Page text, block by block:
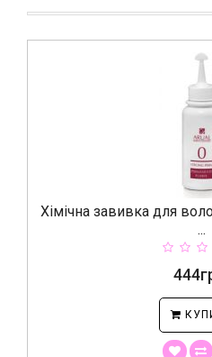
Хімічна завивка для
...